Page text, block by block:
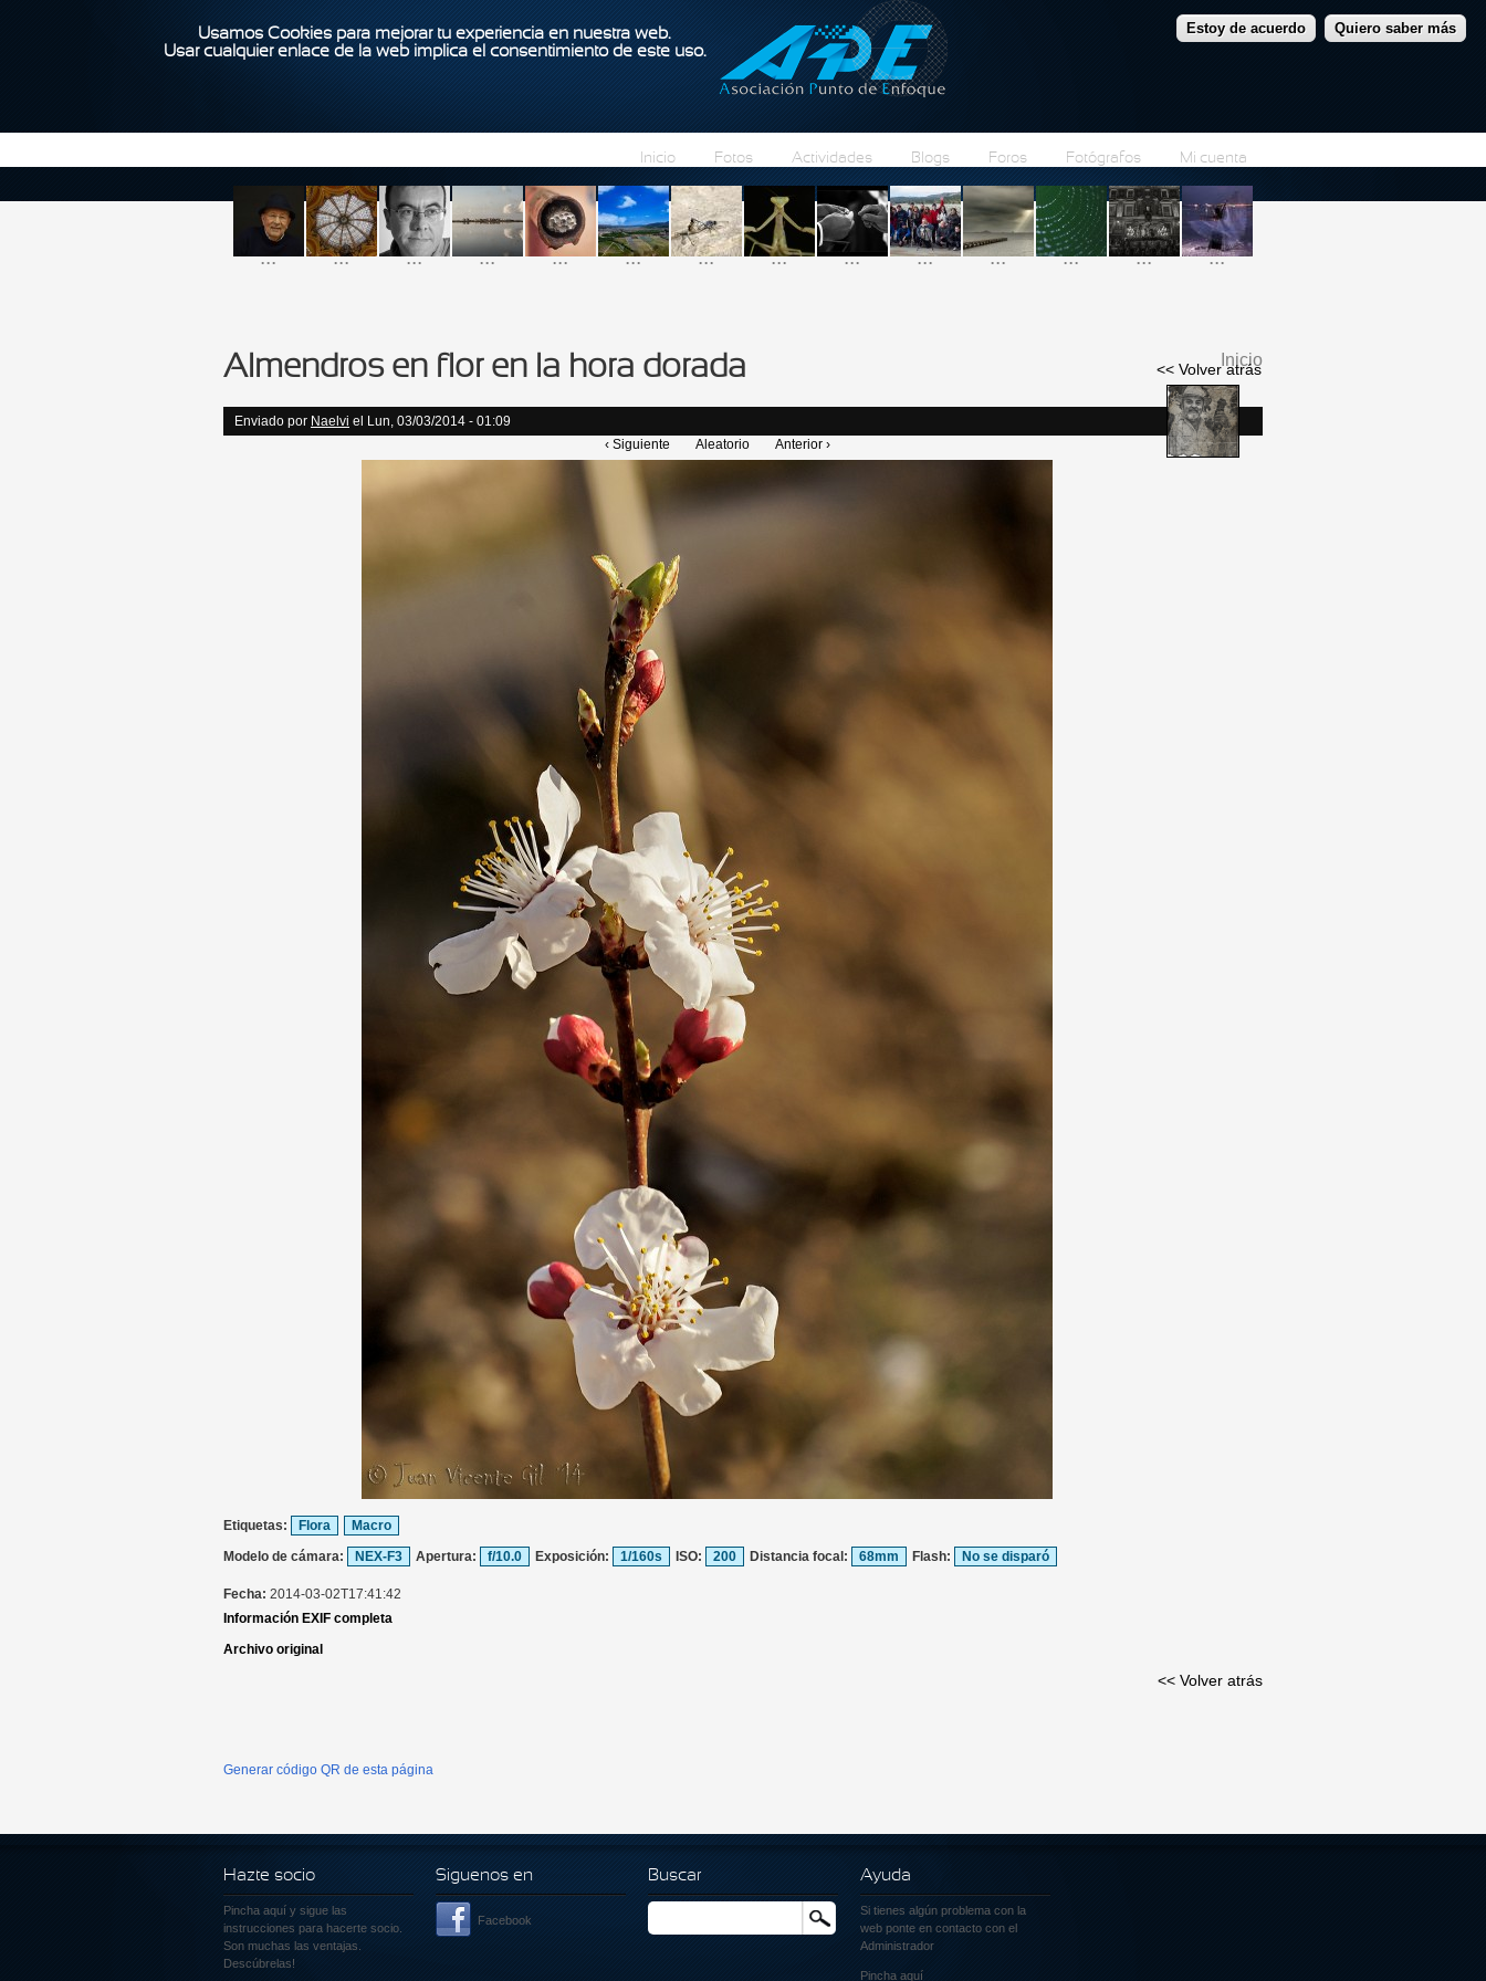
Usamos Cookies para mejorar tu experiencia en nuestra web.
Usar cualquier enlace de la web implica el consentimiento de este uso.
Estoy de acuerdo Quiero saber más
Pasar al contenido principal
Inicio Fotos Actividades Blogs Foros Fotógrafos Mi cuenta
... ... ... ... ... ... ... ... ... ... ... ... ... ...
Se encuentra usted
aquí
Inicio
Almendros en flor en la hora dorada << Volver atrás
Enviado por Naelvi el Lun, 03/03/2014 - 01:09
‹ Siguiente
Aleatorio Anterior ›
Etiquetas: Flora
Macro
Modelo de cámara:
NEX-F3 Apertura: f/10.0 Exposición: 1/160s ISO: 200 Distancia focal: 68mm Flash: No se disparó
Fecha: 2014-03-02T17:41:42
Información EXIF completa
Archivo original
<< Volver atrás
Generar código QR de esta página
Hazte socio
Pincha aquí y sigue las
instrucciones para hacerte socio.
Son muchas las ventajas.
Descúbrelas!
Siguenos en
Facebook
Buscar
Buscar
Ayuda
Si tienes algún problema con la
web ponte en contacto con el
Administrador
Pincha aquí